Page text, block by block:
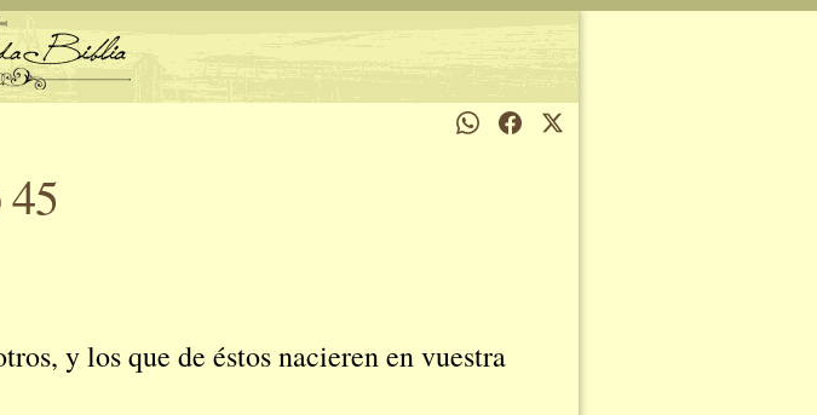
y los que de éstos nacieren en vuestra